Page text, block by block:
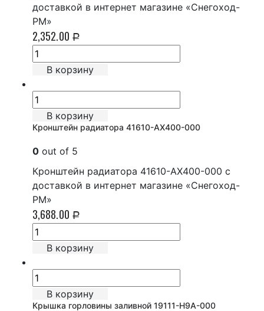
доставкой в интернет магазине «Снегоход-
РМ»
2,352.00 Р
В корзину
В корзину
Кронштейн радиатора 41610-AX400-000
0 out of 5
Кронштейн радиатора 41610-AX400-000 с
доставкой в интернет магазине «Снегоход-
РМ»
3,688.00 Р
В корзину
В корзину
Крышка горловины заливной 19111-H9A-000